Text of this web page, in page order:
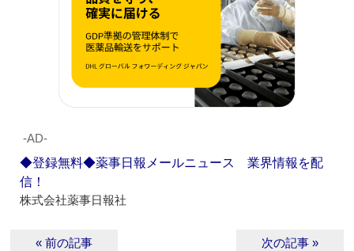
‐AD‐
◆登録無料◆薬事日報メールニュース 業界情報を配
信！
株式会社薬事日報社
« 前の記事 次の記事 »